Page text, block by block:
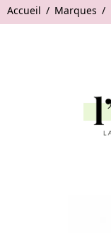
Accueil Marques